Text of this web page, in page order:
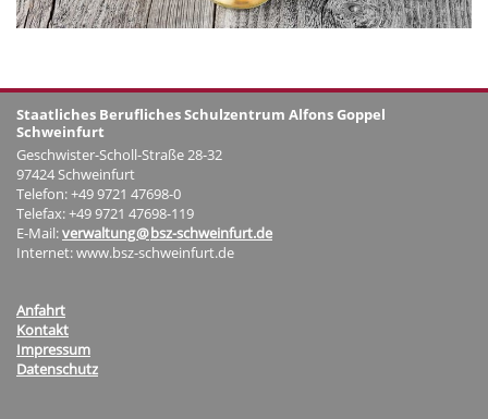
Staatliches Berufliches Schulzentrum Alfons Goppel
Schweinfurt
Geschwister-Scholl-Straße 28-32
97424 Schweinfurt
Telefon: +49 9721 47698-0
Telefax: +49 9721 47698-119
E-Mail:verwaltung@bsz-schweinfurt.de
Internet: www.bsz-schweinfurt.de
Anfahrt
Kontakt
Impressum
Datenschutz